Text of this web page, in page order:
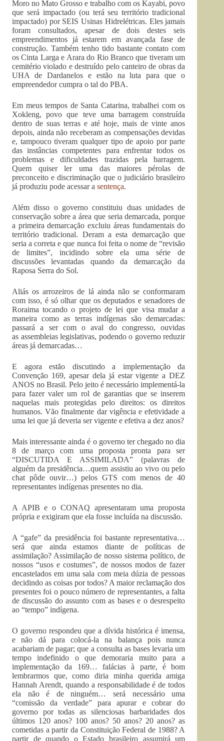
Moro no Mato Grosso e trabalho com os Kayabi, povo
que será impactado (ou terá seu território tradicional
impactado) por SEIS Usinas Hidrelétricas. Eles jamais
foram consultados, apesar de dois destes seis
empreendimentos já estarem em avançada fase de
construção. Também tenho tido bastante contato com
os Cinta Larga e Arara do Rio Branco que tiveram um
cemitério violado e destruído pelo canteiro de obras da
UHA de Dardanelos e estão na luta para que o
empreendedor cumpra o tal do PBA.
Em meus tempos de Santa Catarina, trabalhei com os
Xokleng, povo que teve uma barragem construída
dentro de suas terras e até hoje, mais de vinte anos
depois, ainda não receberam as compensações devidas
e, tampouco tiveram qualquer tipo de apoio por parte
das instâncias competentes para enfrentar todos os
problemas e dificuldades trazidas pela barragem.
Quem quiser ler uma das maiores pérolas de
preconceito e discriminação que o judiciário brasileiro
já produziu pode acessar a sentença.
Além disso o governo constituiu duas unidades de
conservação sobre a área que seria demarcada, porque
a primeira demarcação excluiu áreas fundamentais do
território tradicional. Deram a esta demarcação que
seria a correta e que nunca foi feita o nome de “revisão
de limites”, incidindo sobre ela uma série de
discussões levantadas quando da demarcação da
Raposa Serra do Sol.
Aliás os arrozeiros de lá ainda não se conformaram
com isso, é só olhar que os deputados e senadores de
Roraima tocando o projeto de lei que visa mudar a
maneira como as terras indígenas são demarcadas:
passará a ser com o aval do congresso, ouvidas
as assembleias legislativas, podendo o governo reduzir
áreas já demarcadas…
E agora estão discutindo a implementação da
Convenção 169, apesar dela já estar vigente a DEZ
ANOS no Brasil. Pelo jeito é necessário implementá-la
para fazer valer um rol de garantias que se inserem
naquelas mais protegidas pelo direitos: os direitos
humanos. Vão finalmente dar vigência e efetividade a
uma lei que já deveria ser vigente e efetiva a dez anos?
Mais interessante ainda é o governo ter chegado no dia
8 de março com uma proposta pronta para ser
“DISCUTIDA E ASSIMILADA” (palavras de
alguém da presidência…quem assistiu ao vivo ou pelo
chat pôde ouvir…) pelos GTS com menos de 40
representantes indígenas presentes no dia.
A APIB e o CONAQ apresentaram uma proposta
própria e exigiram que ela fosse incluída na discussão.
A “gafe” da presidência foi bastante representativa…
será que ainda estamos diante de políticas de
assimilação? Assimilação de nosso sistema político, de
nossos “usos e costumes”, de nossos modos de fazer
encastelados em uma sala com meia dúzia de pessoas
decidindo as coisas por todos? A maior reclamação dos
presentes foi o pouco número de representantes, a falta
de discussão do assunto com as bases e o desrespeito
ao “tempo” indígena.
O governo respondeu que a dívida histórica é imensa,
e não dá para colocá-la na balança pois nunca
acabariam de pagar; que a consulta as bases levaria um
tempo indefinido o que demoraria muito para a
implementação da 169… falácias à parte, é bom
lembrarmos que, como diria minha querida amiga
Hannah Arendt, quando a responsabilidade é de todos
ela não é de ninguém… será necessário uma
“comissão da verdade” para apurar e cobrar do
governo por todas as silenciosas barbaridades dos
últimos 120 anos? 100 anos? 50 anos? 20 anos? as
cometidas a partir da Constituição Federal de 1988? A
partir de quando o Estado brasileiro assumirá um